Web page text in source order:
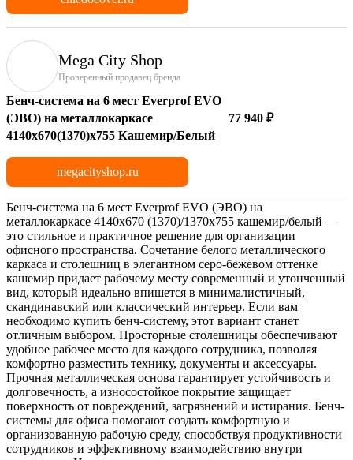
Mega City Shop
Проверенный продавец бренда
Бенч-система на 6 мест Everprof EVO
(ЭВО) на металлокаркасе
4140х670(1370)x755 Кашемир/Белый
77 940 ₽
megacityshop.ru
Бенч-система на 6 мест Everprof EVO (ЭВО) на
металлокаркасе 4140х670 (1370)/1370х755 кашемир/белый —
это стильное и практичное решение для организации
офисного пространства. Сочетание белого металлического
каркаса и столешниц в элегантном серо-бежевом оттенке
кашемир придает рабочему месту современный и утонченный
вид, который идеально впишется в минималистичный,
скандинавский или классический интерьер. Если вам
необходимо купить бенч-систему, этот вариант станет
отличным выбором. Просторные столешницы обеспечивают
удобное рабочее место для каждого сотрудника, позволяя
комфортно разместить технику, документы и аксессуары.
Прочная металлическая основа гарантирует устойчивость и
долговечность, а износостойкое покрытие защищает
поверхность от повреждений, загрязнений и истирания. Бенч-
системы для офиса помогают создать комфортную и
организованную рабочую среду, способствуя продуктивности
сотрудников и эффективному взаимодействию внутри